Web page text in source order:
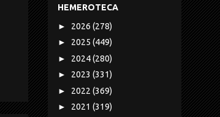
HEMEROTECA
► 2026 (278)
► 2025 (449)
► 2024(280)
► 2023 (331)
► 2022 (369)
► 2021 (319)